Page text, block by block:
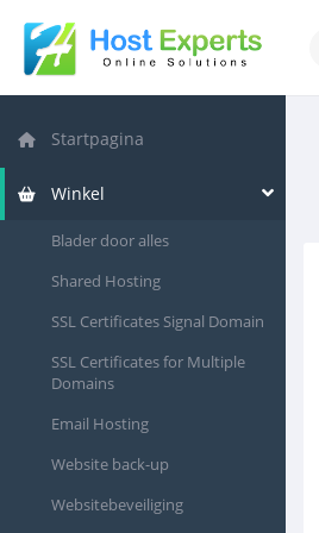
Startpagina
Winkel
Blader door alles
Shared Hosting
SSL Certificates Signal Domain
SSL Certificates for Multiple
Domains
Email Hosting
Website back-up
Websitebeveiliging